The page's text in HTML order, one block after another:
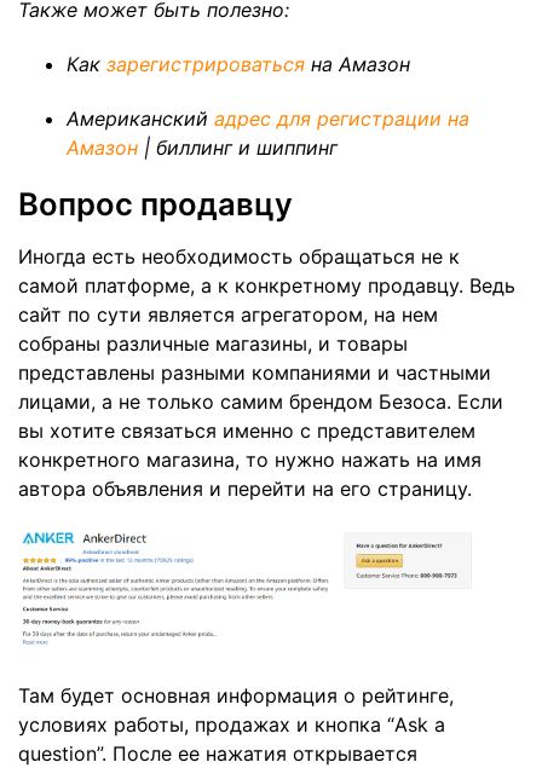
Также может быть полезно:
Как зарегистрироваться на Амазон
Американский адрес для регистрации на
Амазон | биллинг и шиппинг
Вопрос продавцу
Иногда есть необходимость обращаться не к
самой платформе, а к конкретному продавцу. Ведь
сайт по сути является агрегатором, на нем
собраны различные магазины, и товары
представлены разными компаниями и частными
лицами, а не только самим брендом Безоса. Если
вы хотите связаться именно с представителем
конкретного магазина, то нужно нажать на имя
автора объявления и перейти на его страницу.
Там будет основная информация о рейтинге,
условиях работы, продажах и кнопка “Ask a
question”. После ее нажатия открывается